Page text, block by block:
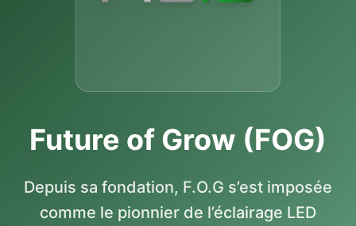
Future of Grow (FOG)
Depuis sa fondation, F.O.G s’est imposée
comme le pionnier de l’éclairage LED